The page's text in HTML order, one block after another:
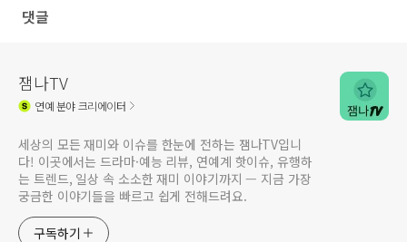
댓글
잼나TV
연예분야 크리에이터
세상의 모든 재미와 이슈를 한눈에 전하는 잼나TV입니
다! 이곳에서는 드라마·예능 리뷰, 연예계 핫이슈, 유행하
는 트렌드, 일상 속 소소한 재미 이야기까지 — 지금 가장
궁금한 이야기들을 빠르고 쉽게 전해드려요.
구독하기